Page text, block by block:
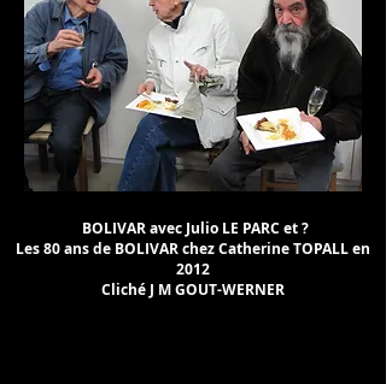
BOLIVAR avec Julio LE PARC et ?
Les 80 ans de BOLIVAR chez Catherine TOPALL en
2012
Cliché J M GOUT-WERNER